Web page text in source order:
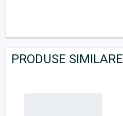
PRODUSE SIMILARE